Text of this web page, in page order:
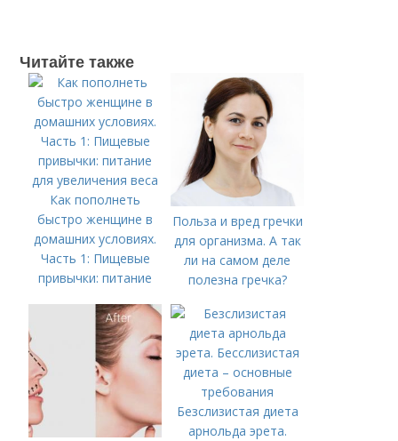
Читайте также
Как пополнеть
быстро женщине в
домашних условиях.
Часть 1: Пищевые
привычки: питание
Польза и вред гречки
для организма. А так
ли на самом деле
полезна гречка?
Безслизистая диета
арнольда эрета.